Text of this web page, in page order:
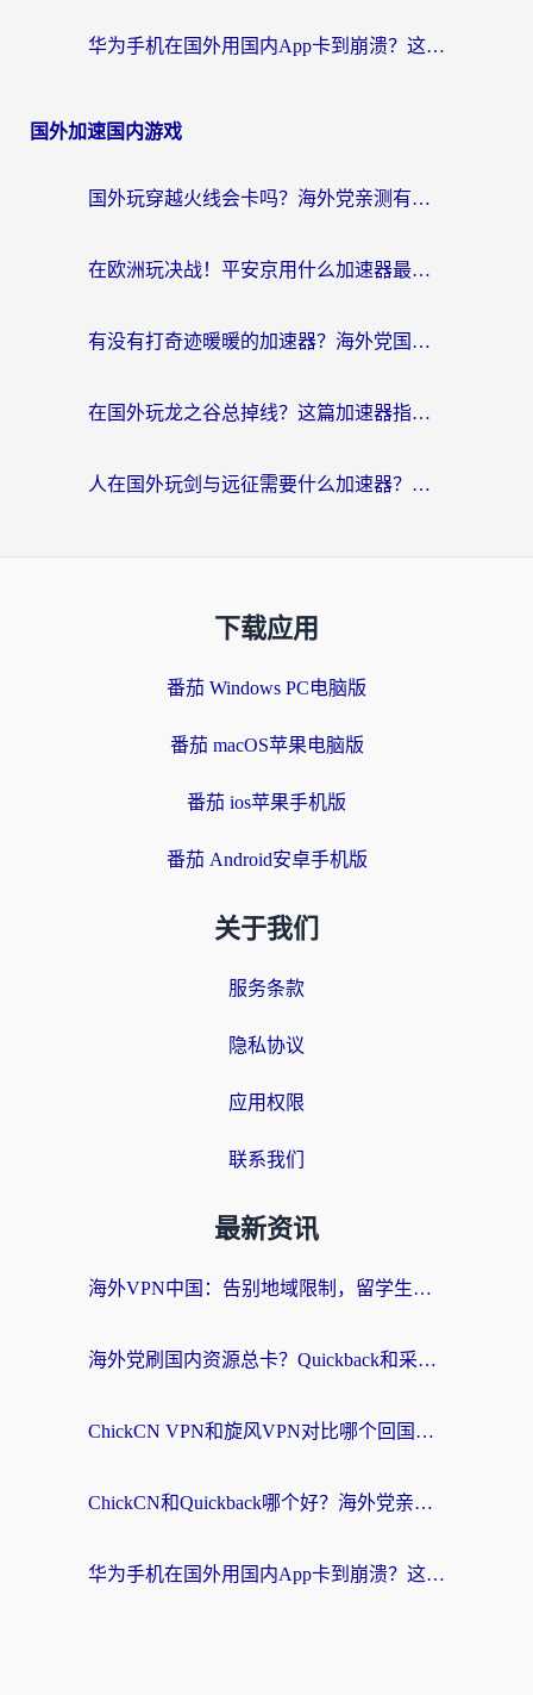
华为手机在国外用国内App卡到崩溃？这篇加速器指南帮你无缝刷剧打游戏
国外加速国内游戏
国外玩穿越火线会卡吗？海外党亲测有效的国服游戏加速指南
在欧洲玩决战！平安京用什么加速器最好用？2026实测有效的国服游戏加速指南
有没有打奇迹暖暖的加速器？海外党国服游戏畅玩不卡顿的秘密
在国外玩龙之谷总掉线？这篇加速器指南帮你告别延迟卡顿！
人在国外玩剑与远征需要什么加速器？老玩家亲测的避坑指南来了
下载应用
番茄 Windows PC电脑版
番茄 macOS苹果电脑版
番茄 ios苹果手机版
番茄 Android安卓手机版
关于我们
服务条款
隐私协议
应用权限
联系我们
最新资讯
海外VPN中国：告别地域限制，留学生与华人如何轻松刷国内剧、玩国服？
海外党刷国内资源总卡？Quickback和采集蜂好用吗？这篇指南帮你避坑
ChickCN VPN和旋风VPN对比哪个回国效果更好？海外党亲测实用指南
ChickCN和Quickback哪个好？海外党亲测回国加速器，轻松解锁国内资源（附避坑指南）
华为手机在国外用国内App卡到崩溃？这篇加速器指南帮你无缝刷剧打游戏